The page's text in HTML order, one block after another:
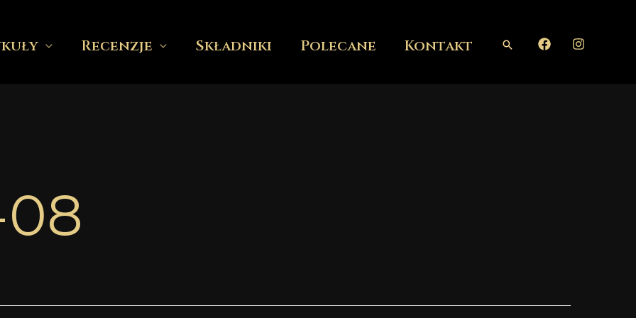
Recenzje Składniki Polecane Kontakt Szukaj